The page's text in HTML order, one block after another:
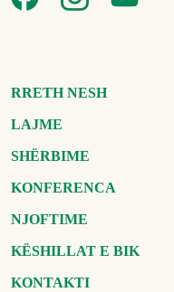
RRETH NESH
LAJME
SHËRBIME
KONFERENCA
NJOFTIME
KËSHILLAT E BIK
KONTAKTI